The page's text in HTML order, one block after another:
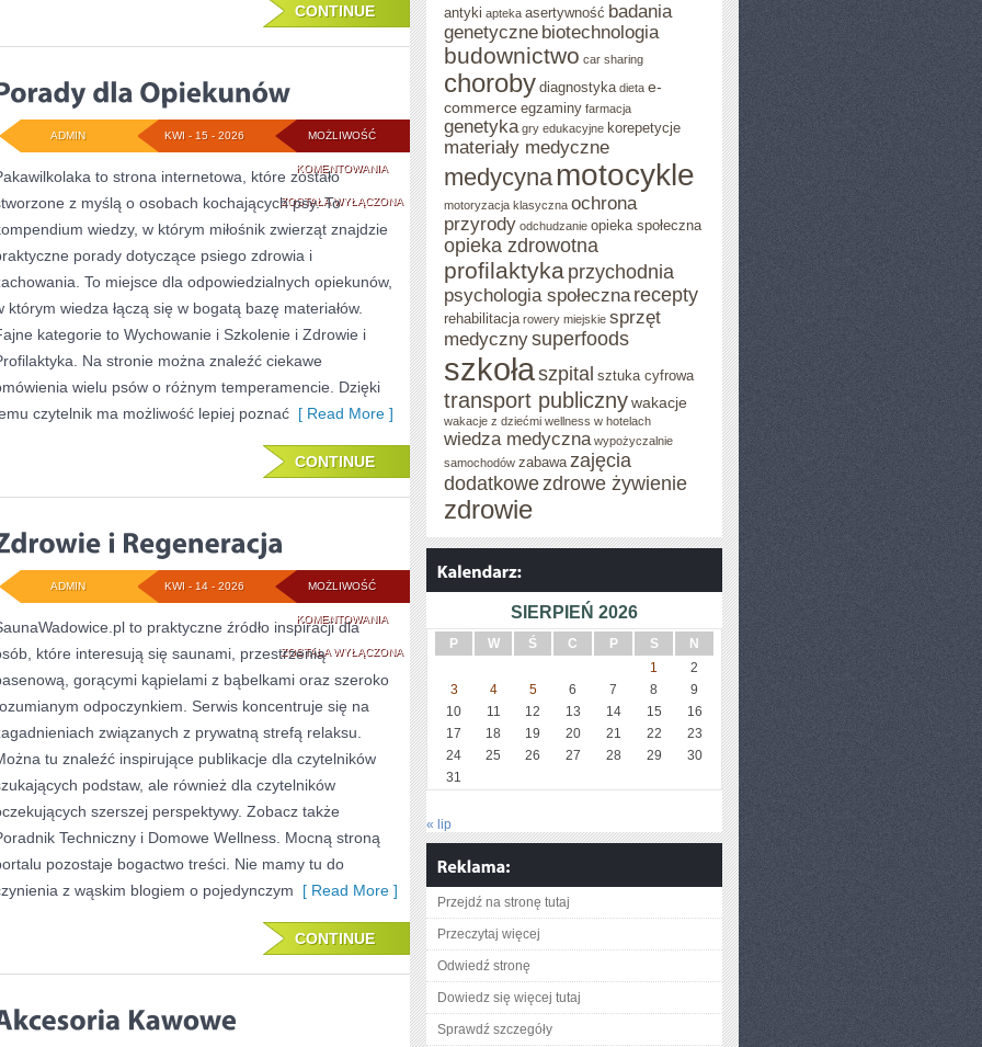
CONTINUE
MOŻLIWOŚĆ
KOMENTOWANIAPORADY
DLA
OPIEKUNÓW
ZOSTAŁA WYŁĄCZONA
KWI - 15 - 2026
ADMIN
to strona internetowa, które zostało
z myślą o osobach kochających psy. To
wiedzy, w którym miłośnik zwierząt znajdzie
porady dotyczące psiego zdrowia i
To miejsce dla odpowiedzialnych opiekunów,
którym wiedza łączą się w bogatą bazę materiałów.
kategorie to Wychowanie i Szkolenie i Zdrowie i
Na stronie można znaleźć ciekawe
wielu psów o różnym temperamencie. Dzięki
czytelnik ma możliwość lepiej poznać [ Read More ]
CONTINUE
MOŻLIWOŚĆ
KOMENTOWANIAZDROWIE
I
REGENERACJA
ZOSTAŁA WYŁĄCZONA
KWI - 14 - 2026
ADMIN
to praktyczne źródło inspiracji dla
które interesują się saunami, przestrzenią
gorącymi kąpielami z bąbelkami oraz szeroko
odpoczynkiem. Serwis koncentruje się na
związanych z prywatną strefą relaksu.
tu znaleźć inspirujące publikacje dla czytelników
podstaw, ale również dla czytelników
szerszej perspektywy. Zobacz także
Techniczny i Domowe Wellness. Mocną stroną
pozostaje bogactwo treści. Nie mamy tu do
z wąskim blogiem o pojedynczym [ Read More ]
CONTINUE
antyki apteka asertywność badania
genetyczne biotechnologia
budownictwo car sharing
choroby diagnostyka dieta e-
commerce egzaminy farmacja
genetyka gry edukacyjne korepetycje
materiały medyczne
medycyna motocykle
motoryzacja klasyczna ochrona
przyrody odchudzanie opieka społeczna
opieka zdrowotna
profilaktyka przychodnia
psychologia społeczna recepty
rehabilitacja rowery miejskie sprzęt
medycznysuperfoods
szkołaszpital sztuka cyfrowa
transport publicznywakacje
wakacje z dziećmi wellness w hotelach
wiedza medyczna wypożyczalnie
samochodów zabawa zajęcia
dodatkowezdrowe żywienie
zdrowie
SIERPIEŃ 2026
P W Ś C P S
N
1
2
3
4 5 6 7 8
9
10
11 12 13 14 15
16
17
18 19 20 21 22
23
24
25 26 27 28 29
30
31
« lip
Przejdź na stronę tutaj
Przeczytaj więcej
Odwiedź stronę
Dowiedz się więcej tutaj
Sprawdź szczegóły